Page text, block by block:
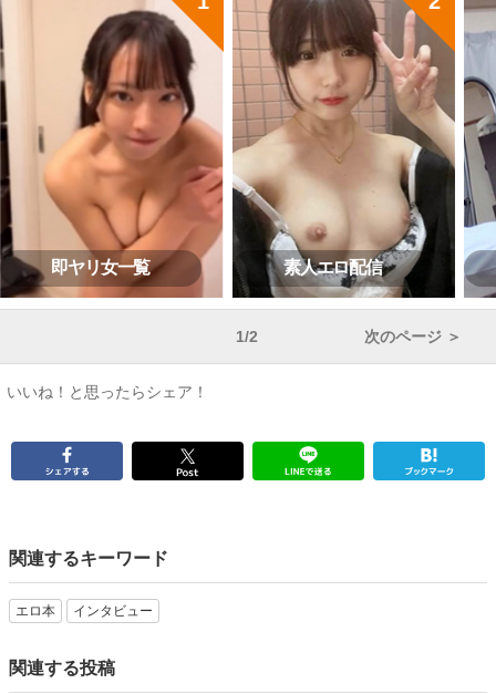
即ヤリ女一覧 素人エロ配信
1/2 次のページ ＞
いいね！と思ったらシェア！
関連するキーワード
エロ本 インタビュー
関連する投稿